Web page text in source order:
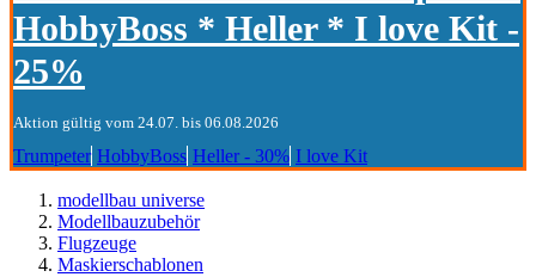
HobbyBoss * Heller * I love Kit -
25%
Aktion gültig vom 24.07. bis 06.08.2026
Trumpeter HobbyBoss Heller - 30% I love Kit
modellbau universe
Modellbauzubehör
Flugzeuge
Maskierschablonen